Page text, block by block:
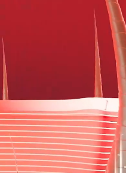
FAQ™ Pure Beauty-
BREAKING NEWS
issa™ Teeth
Italiano
Polski
Türkçe
简体中